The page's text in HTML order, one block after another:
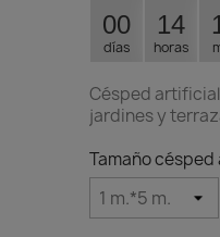
00
días
14
horas
Césped
jardines y
Tamaño